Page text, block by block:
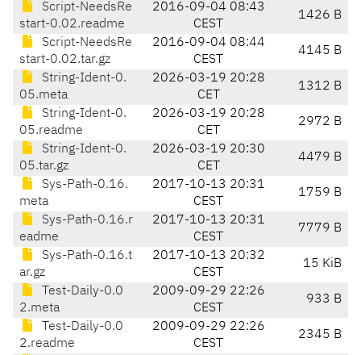
Script-NeedsRe
start-0.02.readme
2016-09-04 08:43
CEST
1426 B
Script-NeedsRe
start-0.02.tar.gz
2016-09-04 08:44
CEST
4145 B
String-Ident-0.
05.meta
2026-03-19 20:28
CET
1312 B
String-Ident-0.
05.readme
2026-03-19 20:28
CET
2972 B
String-Ident-0.
05.tar.gz
2026-03-19 20:30
CET
4479 B
Sys-Path-0.16.
meta
2017-10-13 20:31
CEST
1759 B
Sys-Path-0.16.r
eadme
2017-10-13 20:31
CEST
7779 B
Sys-Path-0.16.t
ar.gz
2017-10-13 20:32
CEST
15 KiB
Test-Daily-0.0
2.meta
2009-09-29 22:26
CEST
933 B
Test-Daily-0.0
2.readme
2009-09-29 22:26
CEST
2345 B